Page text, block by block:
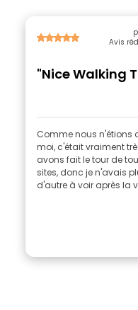
Avis
"Nice Walking
Comme nous n'étions
moi, c'était vraiment
avons fait le tour de
sites, donc je n'avais
d'autre à voir après la